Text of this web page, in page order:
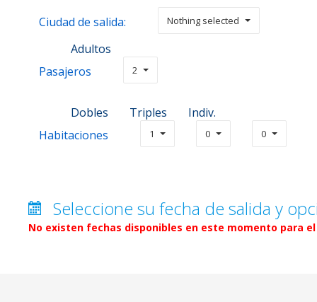
Ciudad de salida: Nothing selected
Adultos
Pasajeros
2
Dobles Triples
Indiv.
Habitaciones
1 0 0
Seleccione su fecha de salida y
No existen fechas disponibles en este momento para